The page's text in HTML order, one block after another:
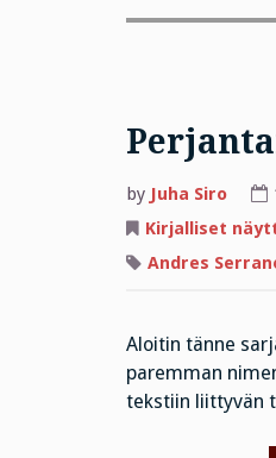
by Juha Siro
Kirjalliset
Andres
Aloitin tänne
paremman
tekstiin liittyvän